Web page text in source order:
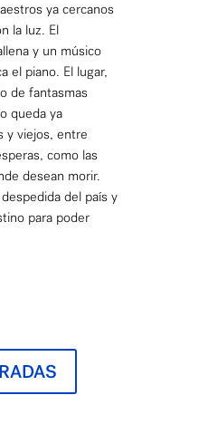
ya cercanos
la luz. El
y un músico
el piano. El lugar,
de fantasmas
queda ya
y viejos, entre
como las
desean morir.
del país y
para poder